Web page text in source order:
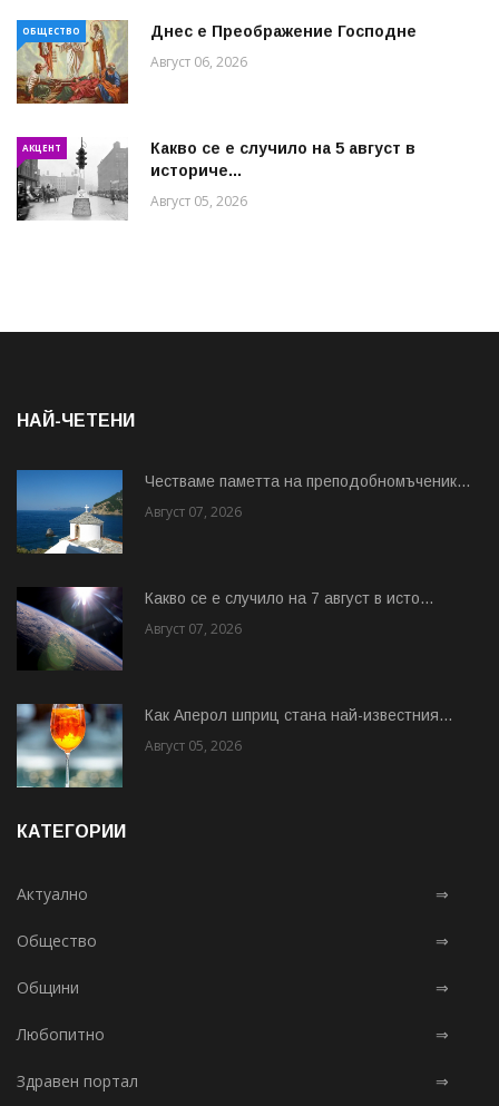
ОБЩЕСТВО Днес е Преображение Господне
Август 06, 2026
АКЦЕНТ
Какво се е случило на 5 август в
историче...
Август 05, 2026
НАЙ-ЧЕТЕНИ
Честваме паметта на преподобномъченик...
Август 07, 2026
Какво се е случило на 7 август в исто...
Август 07, 2026
Как Аперол шприц стана най-известния...
Август 05, 2026
КАТЕГОРИИ
Актуално ⇒
Общество ⇒
Общини ⇒
Любопитно ⇒
Здравен портал ⇒